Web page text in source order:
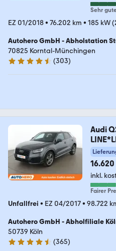
Sehr
EZ 01/2018• 76.202 km • 185 kW
Autohero GmbH - Abholstation
70825 Korntal-Münchingen
4.4 Sterne
(303)
Audi
inkl.
Fairer
Unfallfrei • EZ 04/2017• 98.722
Autohero GmbH - Abholfiliale
50739 Köln
4.6 Sterne
(365)